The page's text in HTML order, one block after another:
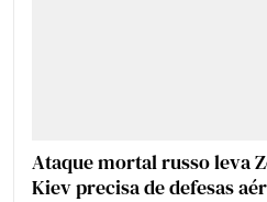
Ataque mortal russo leva
Kiev precisa de defesas